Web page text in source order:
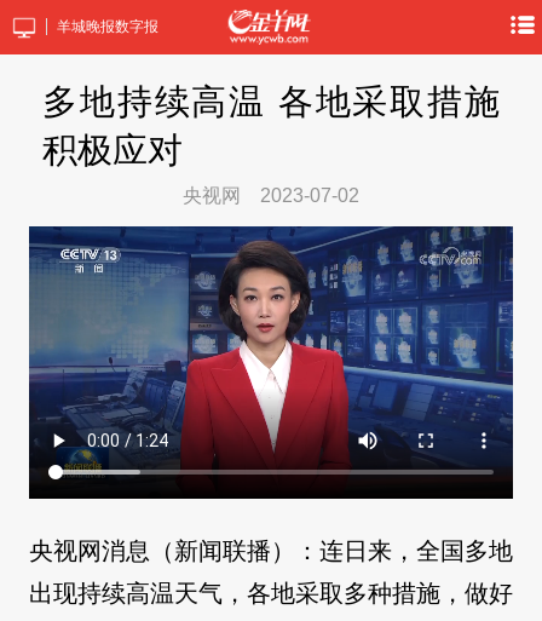
羊城晚报数字报
多地持续高温 各地采取措施
积极应对
央视网 2023-07-02
央视网消息（新闻联播）：连日来，全国多地
出现持续高温天气，各地采取多种措施，做好